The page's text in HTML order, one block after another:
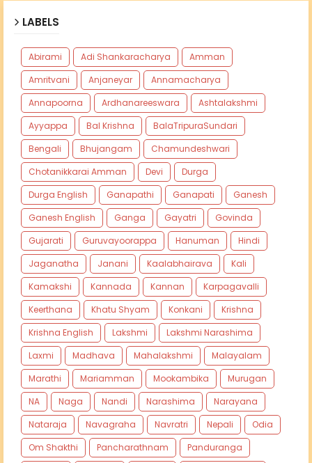
LABELS
Abirami Adi Shankaracharya
Amman
Amritvani
Anjaneyar
Annamacharya
Annapoorna
Ardhanareeswara
Ashtalakshmi
Ayyappa
Bal Krishna
BalaTripuraSundari
Bengali
Bhujangam
Chamundeshwari
Chotanikkarai Amman
Devi
Durga
Durga English
Ganapathi Ganapati
Ganesh
Ganesh English
Ganga Gayatri
Govinda
Gujarati
Guruvayoorappa Hanuman
Hindi
Jaganatha
Janani Kaalabhairava
Kali
Kamakshi
Kannada Kannan
Karpagavalli
Keerthana
Khatu Shyam Konkani
Krishna
Krishna English
Lakshmi
Lakshmi Narashima
Laxmi
Madhava Mahalakshmi
Malayalam
Marathi
Mariamman Mookambika
Murugan
NA
Naga Nandi Narashima
Narayana
Nataraja
Navagraha Navratri Nepali
Odia
Om Shakthi
Pancharathnam
Panduranga